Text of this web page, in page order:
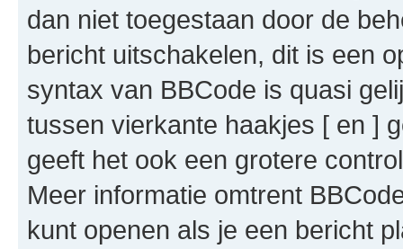
dan niet toegestaan door de
bericht uitschakelen, dit is een
syntax van BBCode is quasi
tussen vierkante haakjes [ en ]
geeft het ook een grotere
Meer informatie omtrent
kunt openen als je een bericht